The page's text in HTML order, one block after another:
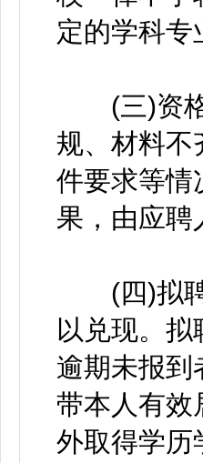
定的学科专
(三)资格
规、材料不
件要求等情
果，由应聘
(四)拟聘
以兑现。
逾期未报到
带本人有效
外取得学历